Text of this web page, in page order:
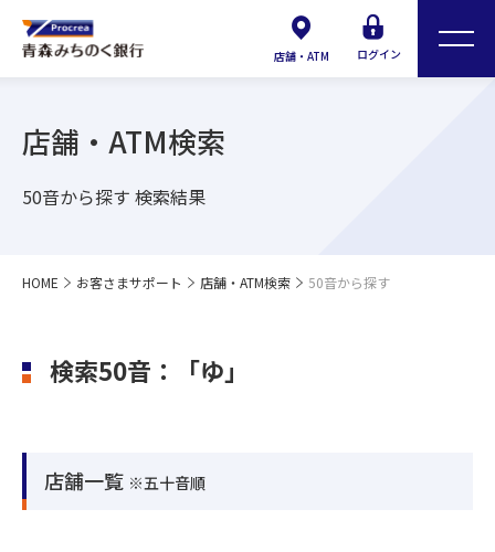
店舗・ATM ログイン
店舗・ATM検索
50音から探す 検索結果
HOME お客さまサポート 店舗・ATM検索 50音から探す
検索50音：「ゆ」
店舗一覧 ※五十音順